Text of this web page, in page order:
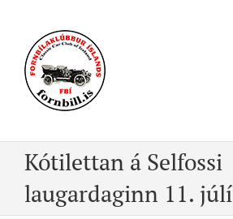
content
Kótilettan á Selfossi
laugardaginn 11. júlí